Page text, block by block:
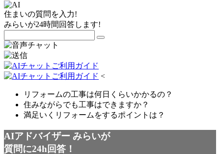
住まいの質問を入力!
みらいが24時間回答します!
<
リフォームの工事は何日くらいかかるの？
住みながらでも工事はできますか？
満足いくリフォームをするポイントは？
AIアドバイザー みらいが
質問に24h回答！